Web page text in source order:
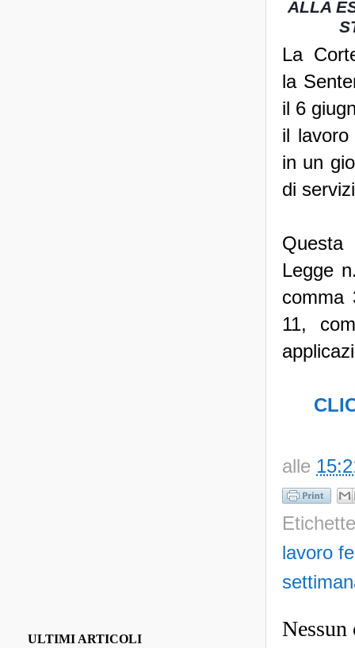
ALLA
La
la
il 6
il lavoro
in un
di
Questa
Legge
comma
11,
alle
lavoro
Nessun
ULTIMI ARTICOLI